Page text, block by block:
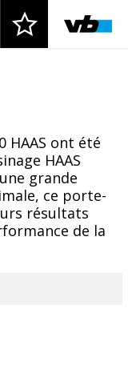
HAAS ont été
HAAS
grande
ce porte-
résultats
de la